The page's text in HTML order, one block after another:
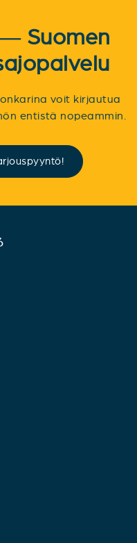
Suomen
voit kirjautua
entistä nopeammin.